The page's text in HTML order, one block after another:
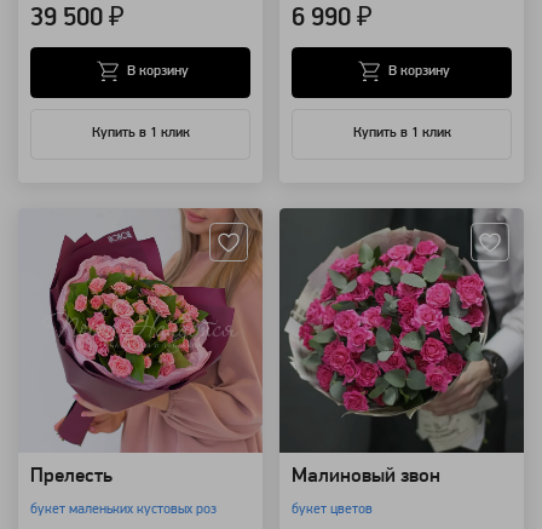
39 500 ₽
Купить в 1 клик
В корзину
6 990 ₽
Купить в 1 клик
В корзину
Прелесть
букет маленьких кустовых роз
Малиновый звон
букет цветов